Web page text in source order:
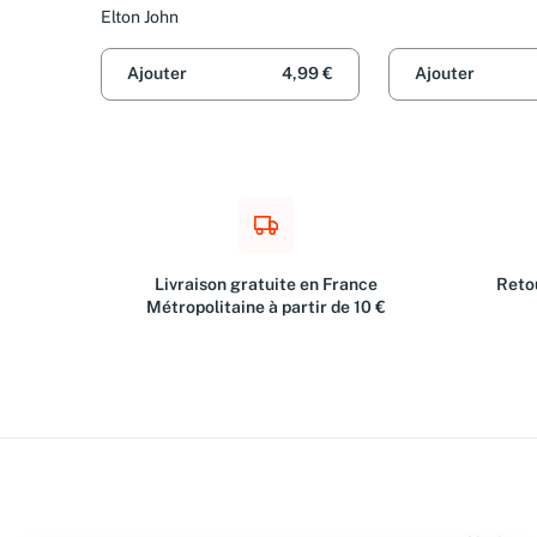
The Wind 1997
Elton John
Ajouter 4,99 € Ajouter
Livraison gratuite en France
Métropolitaine à partir de 10 €